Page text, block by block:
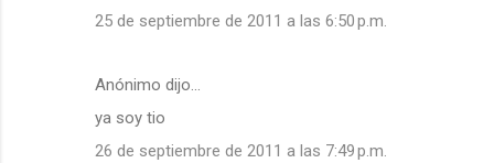
25 de septiembre de 2011 a las 6:50 p.m.
Anónimo dijo…
ya soy tio
26 de septiembre de 2011 a las 7:49 p.m.